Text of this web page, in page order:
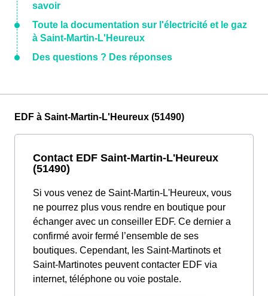
savoir
Toute la documentation sur l'électricité et le gaz
à Saint-Martin-L'Heureux
Des questions ? Des réponses
EDF à Saint-Martin-L'Heureux (51490)
Contact EDF Saint-Martin-L'Heureux
(51490)
Si vous venez de Saint-Martin-L'Heureux, vous
ne pourrez plus vous rendre en boutique pour
échanger avec un conseiller EDF. Ce dernier a
confirmé avoir fermé l’ensemble de ses
boutiques. Cependant, les Saint-Martinots et
Saint-Martinotes peuvent contacter EDF via
internet, téléphone ou voie postale.